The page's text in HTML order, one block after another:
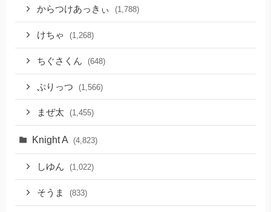
からつけあっきぃ (1,788)
けちゃ (1,268)
ちぐさくん (648)
ぷりっつ (1,566)
まぜ太 (1,455)
Knight A (4,823)
しゆん (1,022)
そうま (833)